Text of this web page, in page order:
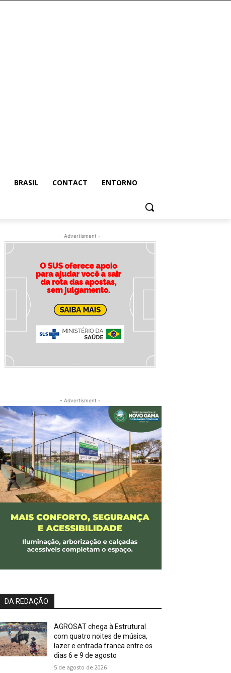
BRASIL CONTACT ENTORNO
- Advertisment -
- Advertisment -
DA REDAÇÃO
AGROSAT chega à Estrutural
com quatro noites de música,
lazer e entrada franca entre os
dias 6 e 9 de agosto
5 de agosto de 2026